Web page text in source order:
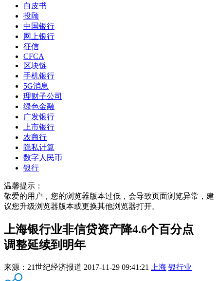
白皮书
投顾
中国银行
网上银行
征信
CFCA
区块链
手机银行
5G消息
理财子公司
绿色金融
广发银行
上市银行
农商行
隐私计算
数字人民币
银行
温馨提示：
敬爱的用户，您的浏览器版本过低，会导致页面浏览异常，建
议您升级浏览器版本或更换其他浏览器打开。
上海银行业非信贷资产降4.6个百分点
调整延续到明年
来源： 21世纪经济报道 2017-11-29 09:41:21 上海 银行业